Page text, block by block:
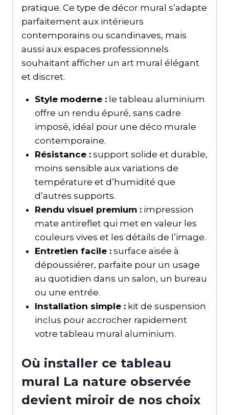
pratique. Ce type de décor mural s’adapte
parfaitement aux intérieurs
contemporains ou scandinaves, mais
aussi aux espaces professionnels
souhaitant afficher un art mural élégant
et discret.
Style moderne :le tableau aluminium
offre un rendu épuré, sans cadre
imposé, idéal pour une déco murale
contemporaine.
Résistance :support solide et durable,
moins sensible aux variations de
température et d’humidité que
d’autres supports.
Rendu visuel premium :impression
mate antireflet qui met en valeur les
couleurs vives et les détails de l’image.
Entretien facile :surface aisée à
dépoussiérer, parfaite pour un usage
au quotidien dans un salon, un bureau
ou une entrée.
Installation simple :kit de suspension
inclus pour accrocher rapidement
votre tableau mural aluminium.
Où installer ce tableau
mural La nature observée
devient miroir de nos choix